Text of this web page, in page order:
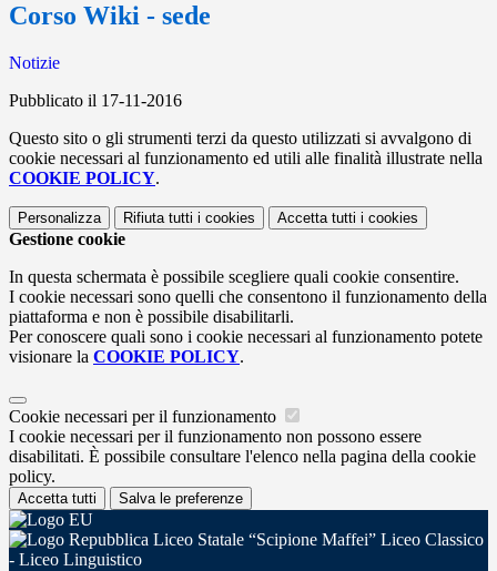
Corso Wiki - sede
Notizie
Pubblicato il 17-11-2016
Questo sito o gli strumenti terzi da questo utilizzati si avvalgono di
cookie necessari al funzionamento ed utili alle finalità illustrate nella
COOKIE POLICY.
Personalizza Rifiuta tutti i cookies Accetta tutti i cookies
Gestione cookie
In questa schermata è possibile scegliere quali cookie consentire.
I cookie necessari sono quelli che consentono il funzionamento della
piattaforma e non è possibile disabilitarli.
Per conoscere quali sono i cookie necessari al funzionamento potete
visionare la COOKIE POLICY.
Cookie necessari per il funzionamento
I cookie necessari per il funzionamento non possono essere
disabilitati. È possibile consultare l'elenco nella pagina della cookie
policy.
Accetta tutti Salva le preferenze
Liceo Statale “Scipione Maffei” Liceo Classico
- Liceo Linguistico